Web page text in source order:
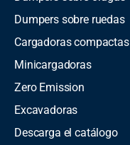
Dumpers sobre ruedas
Cargadoras compactas
Minicargadoras
Zero Emission
Excavadoras
Descarga el catálogo